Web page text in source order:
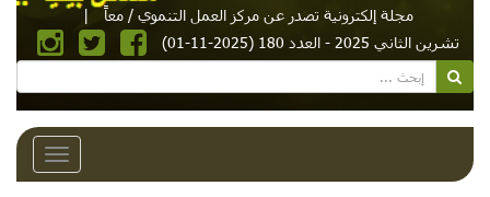
مجلة إلكترونية تصدر عن مركز العمل التنموي / معاً
|
تشرين الثاني 2025 - العدد 180 (2025-11-01)
Toggle